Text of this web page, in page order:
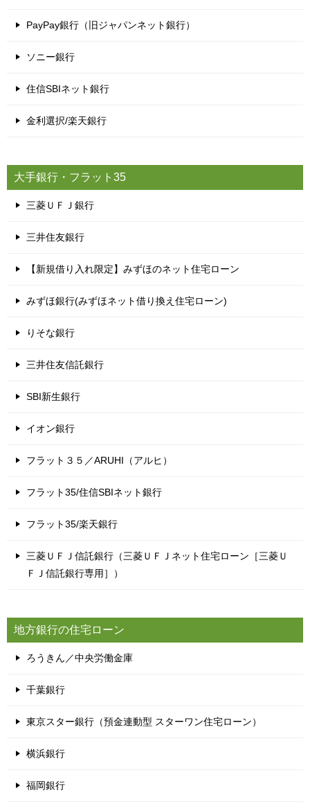
PayPay銀行（旧ジャパンネット銀行）
ソニー銀行
住信SBIネット銀行
金利選択/楽天銀行
大手銀行・フラット35
三菱ＵＦＪ銀行
三井住友銀行
【新規借り入れ限定】みずほのネット住宅ローン
みずほ銀行(みずほネット借り換え住宅ローン)
りそな銀行
三井住友信託銀行
SBI新生銀行
イオン銀行
フラット３５／ARUHI（アルヒ）
フラット35/住信SBIネット銀行
フラット35/楽天銀行
三菱ＵＦＪ信託銀行（三菱ＵＦＪネット住宅ローン［三菱Ｕ
ＦＪ信託銀行専用］）
地方銀行の住宅ローン
ろうきん／中央労働金庫
千葉銀行
東京スター銀行（預金連動型 スターワン住宅ローン）
横浜銀行
福岡銀行